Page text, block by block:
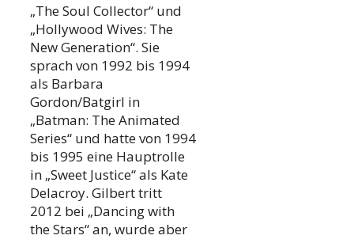
„The Soul Collector“ und
„Hollywood Wives: The
New Generation“. Sie
sprach von 1992 bis 1994
als Barbara
Gordon/Batgirl in
„Batman: The Animated
Series“ und hatte von 1994
bis 1995 eine Hauptrolle
in „Sweet Justice“ als Kate
Delacroy. Gilbert tritt
2012 bei „Dancing with
the Stars“ an, wurde aber